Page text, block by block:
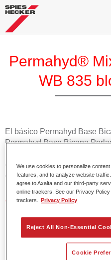
Permahyd®
WB 835
El básico Permahyd Base
Permahyd Base Bicapa
bicapa al agua de gran
especial de dispersión de
de efecto.
Características del
Elevada precisión del
Se puede recubrir con
We use cookies to personalize
features, and to analyze website
agree to Axalta and our third-party
online trackers. See our Privacy
trackers.
Privacy Policy
Reject All Non-Essential
Cookie